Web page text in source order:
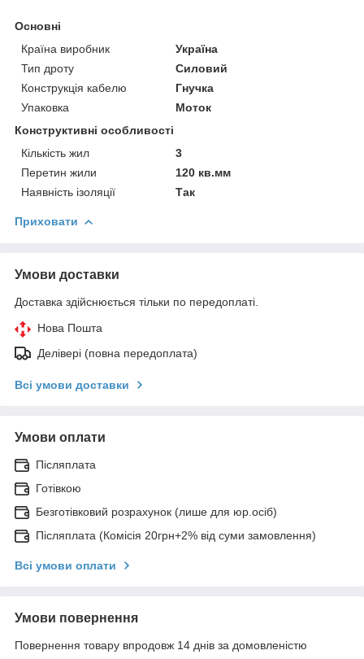
Основні
Країна виробник
Україна
Тип дроту
Силовий
Конструкція кабелю
Гнучка
Упаковка
Моток
Конструктивні особливості
Кількість жил
3
Перетин жили
120 кв.мм
Наявність ізоляції
Так
Приховати
Умови доставки
Доставка здійснюється тільки по передоплаті.
Нова Пошта
Делівері (повна передоплата)
Всі умови доставки
Умови оплати
Післяплата
Готівкою
Безготівковий розрахунок (лише для юр.осіб)
Післяплата (Комісія 20грн+2% від суми замовлення)
Всі умови оплати
Умови повернення
Повернення товару впродовж 14 днів за домовленістю